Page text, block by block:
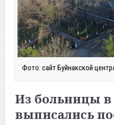
Фото: сайт Буйнакской
Из больницы в
выписались